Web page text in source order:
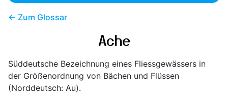
← Zum Glossar
Ache
Süddeutsche Bezeichnung eines Fliessgewässers in
der Größenordnung von Bächen und Flüssen
(Norddeutsch: Au).